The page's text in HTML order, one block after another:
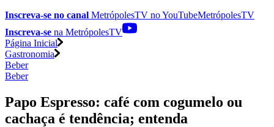
Inscreva-se no canal MetrópolesTV noYouTubeMetrópolesTV
Inscreva-se na MetrópolesTV
Página Inicial
Gastronomia
Beber
Beber
Papo Espresso: café com cogumelo ou
cachaça é tendência; entenda